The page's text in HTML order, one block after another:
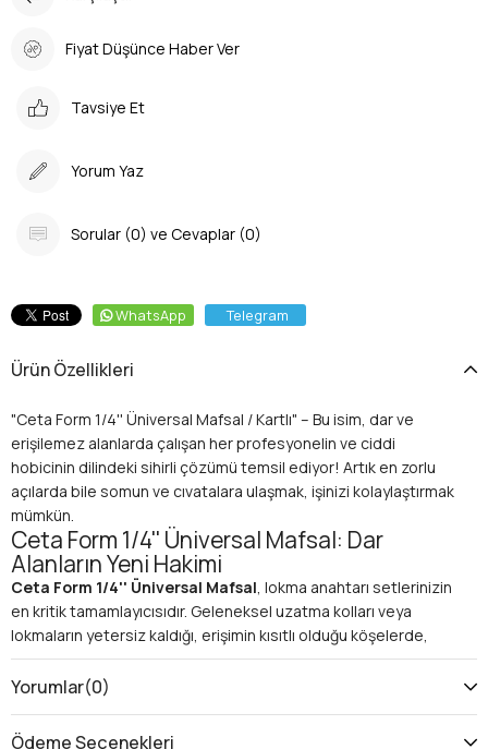
Fiyat Düşünce Haber Ver
Tavsiye Et
Yorum Yaz
Sorular (0) ve Cevaplar (0)
WhatsApp Telegram
Ürün Özellikleri
"Ceta Form 1/4'' Üniversal Mafsal / Kartlı" – Bu isim, dar ve
erişilemez alanlarda çalışan her profesyonelin ve ciddi
hobicinin dilindeki sihirli çözümü temsil ediyor! Artık en zorlu
açılarda bile somun ve cıvatalara ulaşmak, işinizi kolaylaştırmak
mümkün.
Ceta Form 1/4'' Üniversal Mafsal: Dar
Alanların Yeni Hakimi
Ceta Form 1/4'' Üniversal Mafsal , lokma anahtarı setlerinizin
en kritik tamamlayıcısıdır. Geleneksel uzatma kolları veya
lokmaların yetersiz kaldığı, erişimin kısıtlı olduğu köşelerde,
eğimli yüzeylerde veya motor bölmesi gibi karmaşık yapıların
içinde çalışırken devrim niteliğinde bir esneklik sunar.
idealdir, özellikle elektronik tamirinden motosiklet bakımına
Yorumlar(0)
Ödeme Seçenekleri